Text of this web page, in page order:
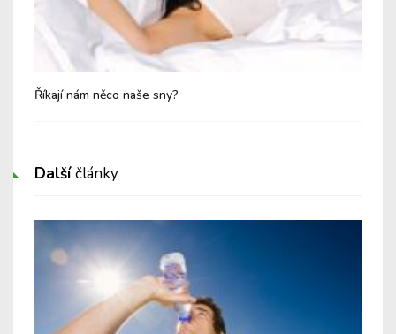
Říkají nám něco naše sny?
Dalšíčlánky